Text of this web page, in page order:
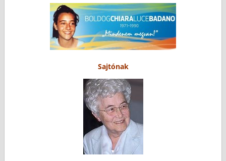
Sajtónak